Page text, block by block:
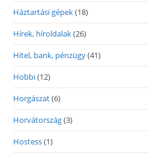
Háztartási gépek(18)
Hírek, híroldalak(26)
Hitel, bank, pénzügy(41)
Hobbi(12)
Horgászat(6)
Horvátország(3)
Hostess(1)